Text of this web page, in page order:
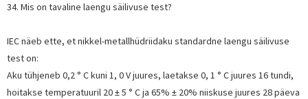
34. Mis on tavaline laengu säilivuse test?
IEC näeb ette, et nikkel-metallhüdriidaku standardne laengu säilivuse
test on:
Aku tühjeneb 0,2 ° C kuni 1, 0 V juures, laetakse 0, 1 ° C juures 16 tundi,
hoitakse temperatuuril 20 ± 5 ° C ja 65% ± 20% niiskuse juures 28 päeva